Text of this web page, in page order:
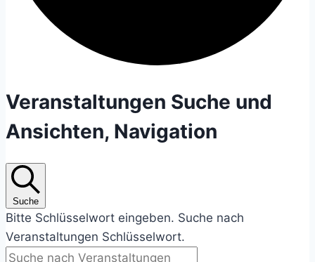
Veranstaltungen
Veranstaltungen Suche und
Ansichten, Navigation
Suche
Bitte Schlüsselwort eingeben. Suche nach
Veranstaltungen Schlüsselwort.